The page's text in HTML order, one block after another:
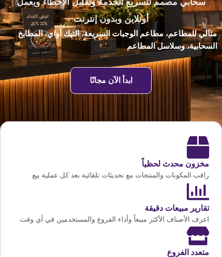
سحابي مصمم لتسريع الخدمة وتقليل الأخطاء ويعمل
أونلاين وبدون إنترنت
مثالي للمطاعم، مطاعم الوجبات السريعة، التيك أواي، المطابخ
السحابية، وسلاسل المطاعم
ابدأ الآن مجانًا
مخزون محدث لحظياً
راقب المكونات والمنتجات مع تحديثات تلقائية بعد كل عملية بيع
تقارير مبيعات دقيقة
اعرف الأصناف الأكثر مبيعاً وأداء الفروع والمستخدمين في أي وقت
متعدد الفروع